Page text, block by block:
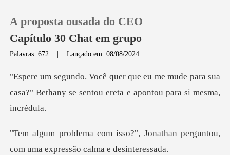
0
Loja
Histórico
A proposta ousada do CEO
Capítulo 30 Chat em grupo
Palavras: 672 |Lançado em: 08/08/2024
mude para sua
casa?" Bethany se sentou e
Jonathan perguntou,
com uma ex